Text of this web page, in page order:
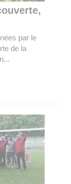
par le
de la